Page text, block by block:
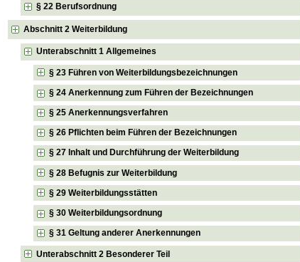
§ 22 Berufsordnung
Abschnitt 2 Weiterbildung
Unterabschnitt 1 Allgemeines
§ 23 Führen von Weiterbildungsbezeichnungen
§ 24 Anerkennung zum Führen der Bezeichnungen
§ 25 Anerkennungsverfahren
§ 26 Pflichten beim Führen der Bezeichnungen
§ 27 Inhalt und Durchführung der Weiterbildung
§ 28 Befugnis zur Weiterbildung
§ 29 Weiterbildungsstätten
§ 30 Weiterbildungsordnung
§ 31 Geltung anderer Anerkennungen
Unterabschnitt 2 Besonderer Teil